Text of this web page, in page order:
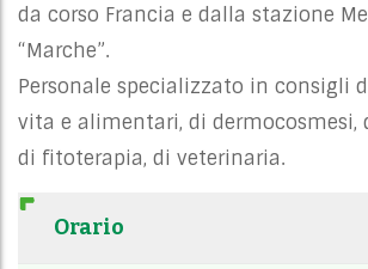
da corso Francia e dalla stazione
“Marche”.
Personale specializzato in consigli
vita e alimentari, di dermocosmesi,
di fitoterapia, di veterinaria.
Orario